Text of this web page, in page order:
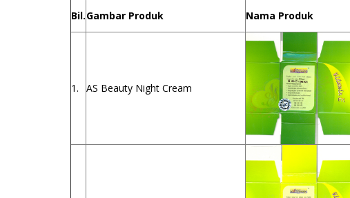
Bil.Gambar Produk Nama Produk
1. AS Beauty Night Cream